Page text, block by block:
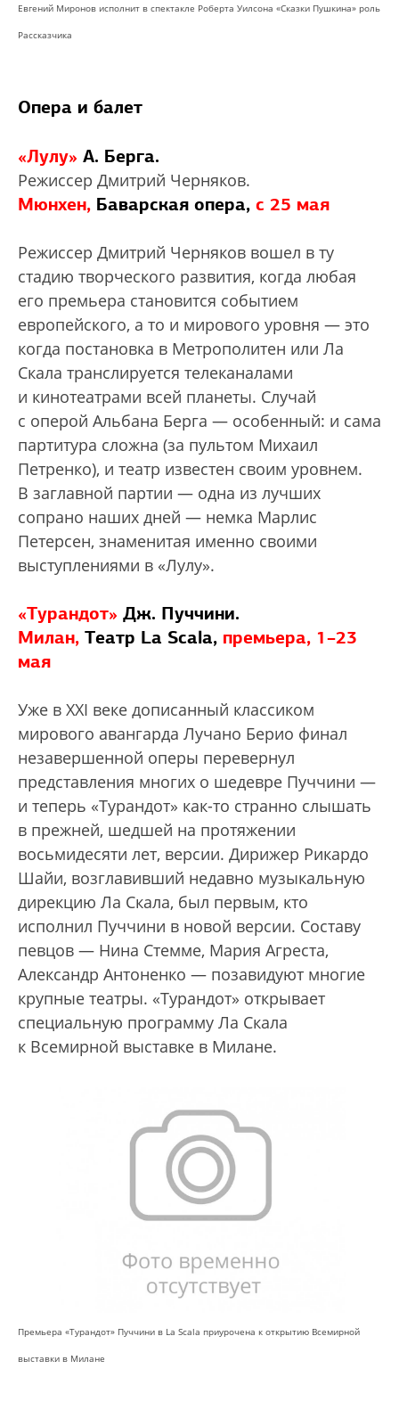
Евгений Миронов исполнит в спектакле Роберта Уилсона «Сказки Пушкина» роль
Рассказчика
Опера и балет
«Лулу» А. Берга.
Режиссер Дмитрий Черняков.
Мюнхен, Баварская опера, с 25 мая
Режиссер Дмитрий Черняков вошел в ту
стадию творческого развития, когда любая
его премьера становится событием
европейского, а то и мирового уровня — это
когда постановка в Метрополитен или Ла
Скала транслируется телеканалами
и кинотеатрами всей планеты. Случай
с оперой Альбана Берга — особенный: и сама
партитура сложна (за пультом Михаил
Петренко), и театр известен своим уровнем.
В заглавной партии — одна из лучших
сопрано наших дней — немка Марлис
Петерсен, знаменитая именно своими
выступлениями в «Лулу».
«Турандот» Дж. Пуччини.
Милан, Театр La Scala, премьера, 1–23
мая
Уже в XXI веке дописанный классиком
мирового авангарда Лучано Берио финал
незавершенной оперы перевернул
представления многих о шедевре Пуччини —
и теперь «Турандот» как-то странно слышать
в прежней, шедшей на протяжении
восьмидесяти лет, версии. Дирижер Рикардо
Шайи, возглавивший недавно музыкальную
дирекцию Ла Скала, был первым, кто
исполнил Пуччини в новой версии. Составу
певцов — Нина Стемме, Мария Агреста,
Александр Антоненко — позавидуют многие
крупные театры. «Турандот» открывает
специальную программу Ла Скала
к Всемирной выставке в Милане.
Премьера «Турандот» Пуччини в La Scala приурочена к открытию Всемирной
выставки в Милане